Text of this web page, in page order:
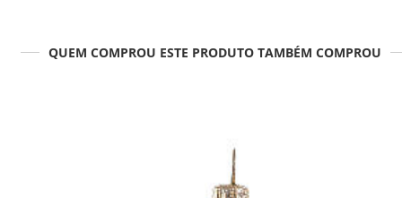
QUEM COMPROU ESTE PRODUTO TAMBÉM COMPROU